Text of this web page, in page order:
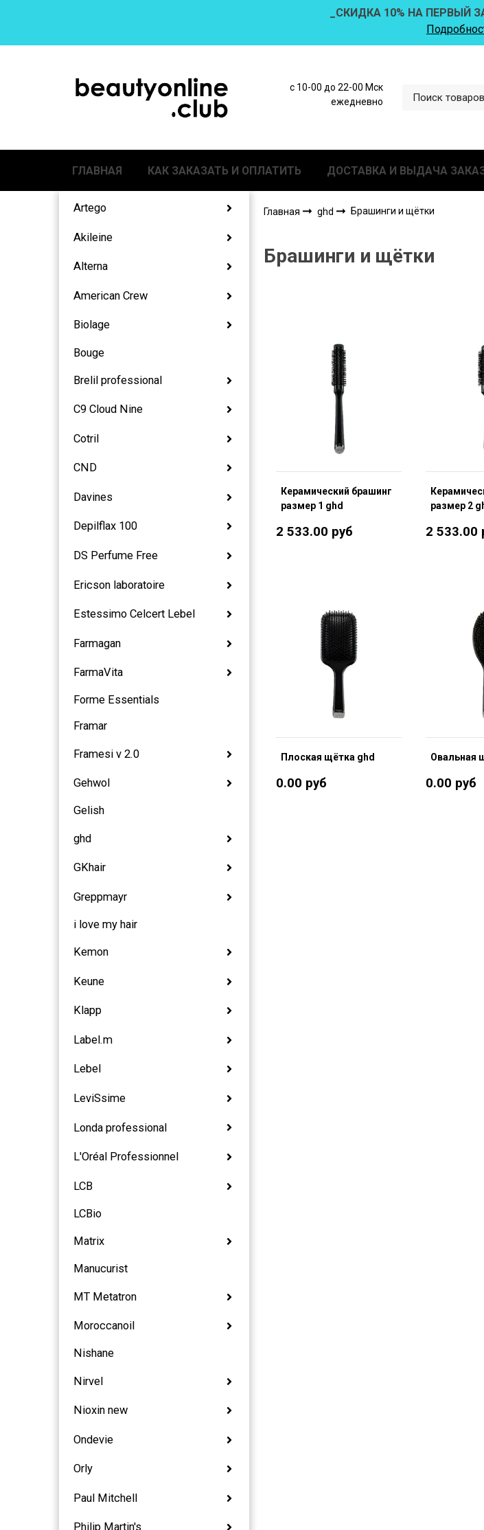
_СКИДКА 10% НА ПЕРВЫЙ
с 10-00 до 22-00 Мск
ежедневно
ГЛАВНАЯ КАК ЗАКАЗАТЬ И ОПЛАТИТЬ ДОСТАВКА И ВЫДАЧА
Artego
Akileine
Alterna
American Crew
Biolage
Bouge
Brelil professional
C9 Cloud Nine
Cotril
CND
Davines
Depilflax 100
DS Perfume Free
Ericson laboratoire
Estessimo Celcert Lebel
Farmagan
FarmaVita
Forme Essentials
Framar
Framesi v 2.0
Gehwol
Gelish
ghd
GKhair
Greppmayr
i love my hair
Kemon
Keune
Klapp
Label.m
Lebel
LeviSsime
Londa professional
L'Oréal Professionnel
LCB
LCBio
Matrix
Manucurist
MT Metatron
Moroccanoil
Nishane
Nirvel
Nioxin new
Ondevie
Orly
Paul Mitchell
Philip Martin's
Главная ghd Брашинги и щётки
Брашинги и щётки
Керамический брашинг
размер 1 ghd
2 533.00 руб
размер 2
2 533.00
Плоская щётка ghd
0.00 руб
Овальная
0.00 руб